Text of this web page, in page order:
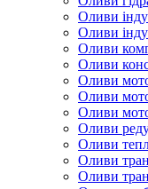
Оливи
Оливи
Оливи
Оливи
Оливи
Оливи
Оливи
Оливи
Оливи
Оливи
Оливи